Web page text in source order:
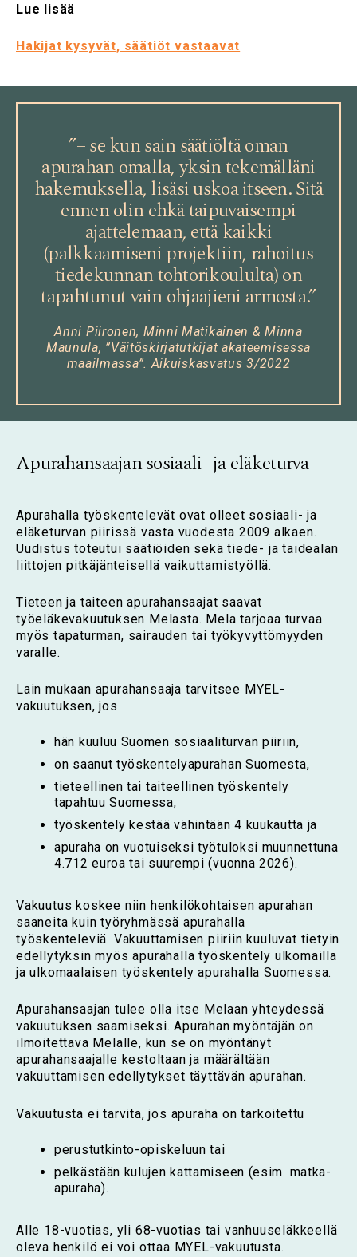
Lue lisää
Hakijat kysyvät, säätiöt vastaavat
”– se kun sain säätiöltä oman
apurahan omalla, yksin tekemälläni
hakemuksella, lisäsi uskoa itseen. Sitä
ennen olin ehkä taipuvaisempi
ajattelemaan, että kaikki
(palkkaamiseni projektiin, rahoitus
tiedekunnan tohtorikoululta) on
tapahtunut vain ohjaajieni armosta.”
Anni Piironen, Minni Matikainen & Minna
Maunula, ”Väitöskirjatutkijat akateemisessa
maailmassa”. Aikuiskasvatus 3/2022
Apurahansaajan sosiaali- ja eläketurva
Apurahalla työskentelevät ovat olleet sosiaali- ja
eläketurvan piirissä vasta vuodesta 2009 alkaen.
Uudistus toteutui säätiöiden sekä tiede- ja taidealan
liittojen pitkäjänteisellä vaikuttamistyöllä.
Tieteen ja taiteen apurahansaajat saavat
työeläkevakuutuksen Melasta. Mela tarjoaa turvaa
myös tapaturman, sairauden tai työkyvyttömyyden
varalle.
Lain mukaan apurahansaaja tarvitsee MYEL-
vakuutuksen, jos
hän kuuluu Suomen sosiaaliturvan piiriin,
on saanut työskentelyapurahan Suomesta,
tieteellinen tai taiteellinen työskentely
tapahtuu Suomessa,
työskentely kestää vähintään 4 kuukautta ja
apuraha on vuotuiseksi työtuloksi muunnettuna
4.712 euroa tai suurempi (vuonna 2026).
Vakuutus koskee niin henkilökohtaisen apurahan
saaneita kuin työryhmässä apurahalla
työskenteleviä. Vakuuttamisen piiriin kuuluvat tietyin
edellytyksin myös apurahalla työskentely ulkomailla
ja ulkomaalaisen työskentely apurahalla Suomessa.
Apurahansaajan tulee olla itse Melaan yhteydessä
vakuutuksen saamiseksi. Apurahan myöntäjän on
ilmoitettava Melalle, kun se on myöntänyt
apurahansaajalle kestoltaan ja määrältään
vakuuttamisen edellytykset täyttävän apurahan.
Vakuutusta ei tarvita, jos apuraha on tarkoitettu
perustutkinto-opiskeluun tai
pelkästään kulujen kattamiseen (esim. matka-
apuraha).
Alle 18-vuotias, yli 68-vuotias tai vanhuuseläkkeellä
oleva henkilö ei voi ottaa MYEL-vakuutusta.